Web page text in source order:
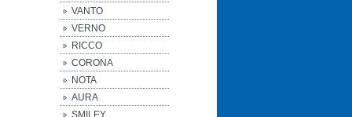
VANTO
VERNO
RICCO
CORONA
NOTA
AURA
SMILEY